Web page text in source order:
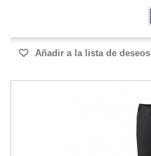
Añadir a la lista de deseos